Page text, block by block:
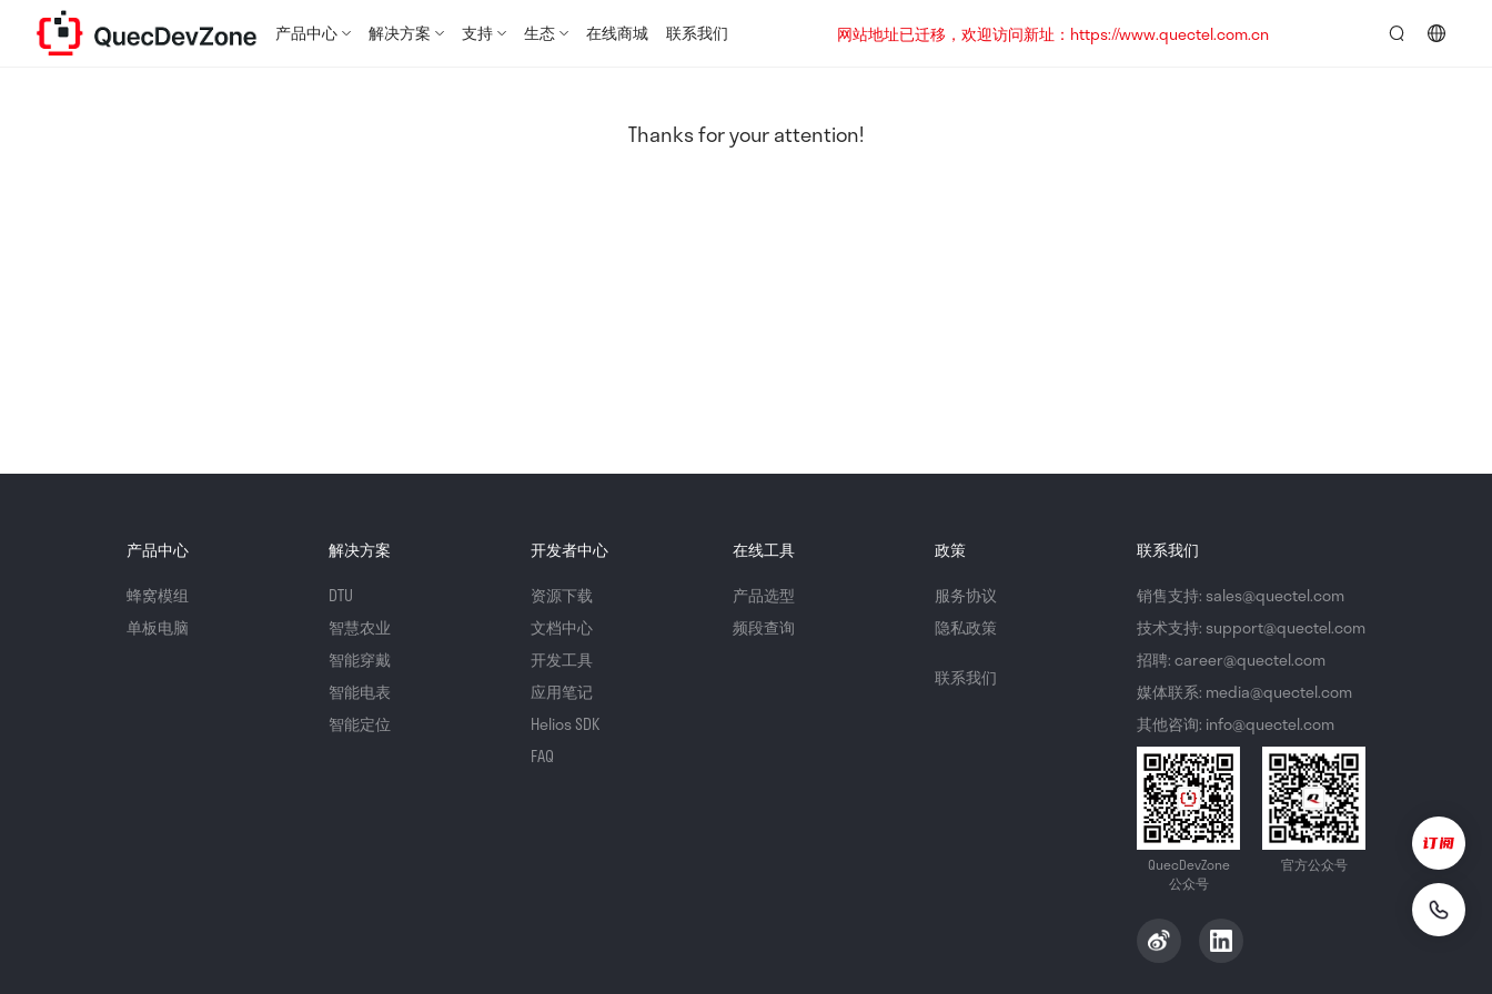
产品中心 解决方案 支持 生态 在线商城 联系我们
网站地址已迁移，欢迎访问新址：https://www.quectel.com.cn
Thanks for your attention!
产品中心
蜂窝模组
单板电脑
解决方案
DTU
智慧农业
智能穿戴
智能电表
智能定位
开发者中心
资源下载
文档中心
开发工具
应用笔记
Helios SDK
FAQ
在线工具
产品选型
频段查询
政策
服务协议
隐私政策
联系我们
联系我们
销售支持: sales@quectel.com
技术支持: support@quectel.com
招聘: career@quectel.com
媒体联系: media@quectel.com
其他咨询: info@quectel.com
QuecDevZone
公众号
官方公众号